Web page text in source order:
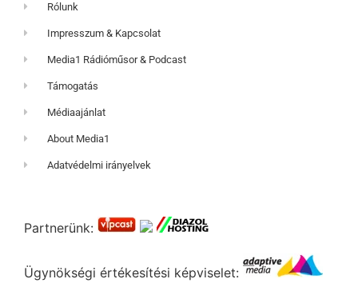
Rólunk
Impresszum & Kapcsolat
Media1 Rádióműsor & Podcast
Támogatás
Médiaajánlat
About Media1
Adatvédelmi irányelvek
Partnerünk:
Ügynökségi értékesítési képviselet: